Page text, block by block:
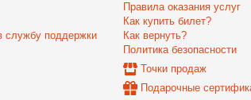
службу поддержки
Правила оказания услуг
Как купить билет?
Как вернуть?
Политика безопасности
Точки продаж
Подарочные